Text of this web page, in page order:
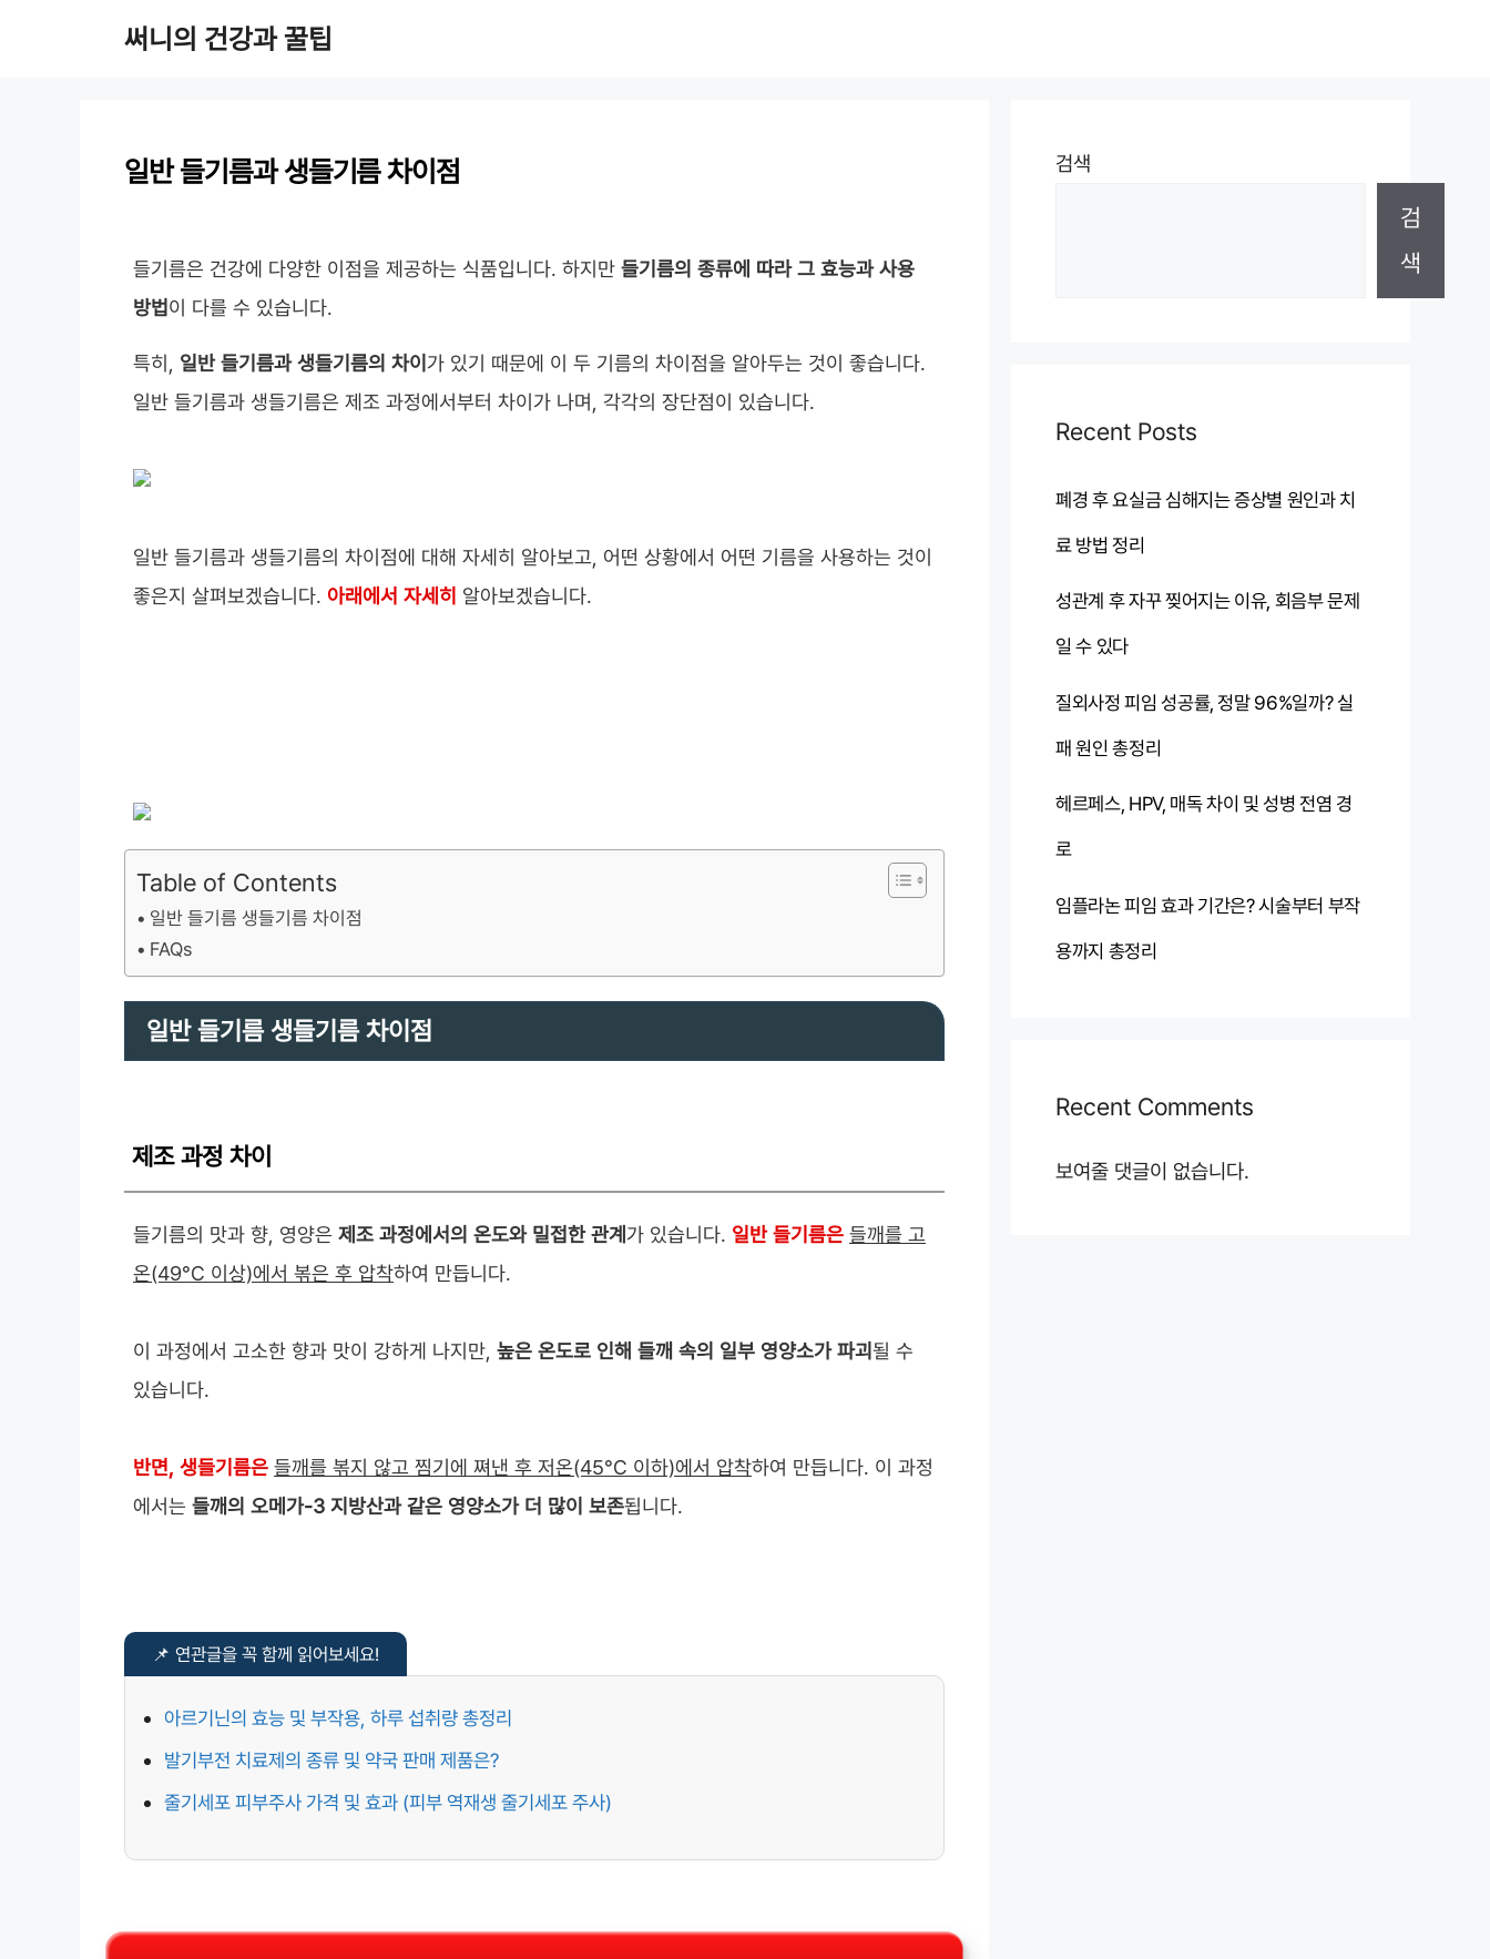
써니의 건강과 꿀팁
일반 들기름과 생들기름 차이점
들기름은 건강에 다양한 이점을 제공하는 식품입니다. 하지만 들기름의 종류에 따라 그 효능과 사용
방법이 다를 수 있습니다.
특히, 일반 들기름과 생들기름의 차이 가 있기 때문에 이 두 기름의 차이점을 알아두는 것이 좋습니다.
일반 들기름과 생들기름은 제조 과정에서부터 차이가 나며, 각각의 장단점이 있습니다.
일반 들기름과 생들기름의 차이점에 대해 자세히 알아보고, 어떤 상황에서 어떤 기름을 사용하는 것이
좋은지 살펴보겠습니다. 아래에서 자세히 알아보겠습니다.
Table of Contents
일반 들기름 생들기름 차이점
FAQs
일반 들기름 생들기름 차이점
제조 과정 차이
들기름의 맛과 향, 영양은 제조 과정에서의 온도와 밀접한 관계 가 있습니다. 일반 들기름은 들깨를 고
온(49°C 이상)에서 볶은 후 압착하여 만듭니다.
이 과정에서 고소한 향과 맛이 강하게 나지만, 높은 온도로 인해 들깨 속의 일부 영양소가 파괴될 수
있습니다.
반면, 생들기름은 들깨를 볶지 않고 찜기에 쪄낸 후 저온(45°C 이하)에서 압착하여 만듭니다. 이 과정
에서는 들깨의 오메가-3 지방산과 같은 영양소가 더 많이 보존됩니다.
아르기닌의 효능 및 부작용, 하루 섭취량 총정리
발기부전 치료제의 종류 및 약국 판매 제품은?
줄기세포 피부주사 가격 및 효과 (피부 역재생 줄기세포 주사)
검색
검
색
Recent Posts
폐경 후 요실금 심해지는 증상별 원인과 치
료 방법 정리
성관계 후 자꾸 찢어지는 이유, 회음부 문제
일 수 있다
질외사정 피임 성공률, 정말 96%일까? 실
패 원인 총정리
헤르페스, HPV, 매독 차이 및 성병 전염 경
로
임플라논 피임 효과 기간은? 시술부터 부작
용까지 총정리
Recent Comments
보여줄 댓글이 없습니다.